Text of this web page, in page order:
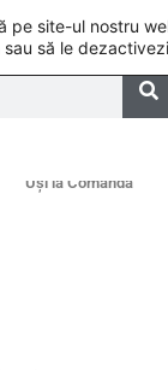
Uși la Comandă
pe site-ul nostru
să le